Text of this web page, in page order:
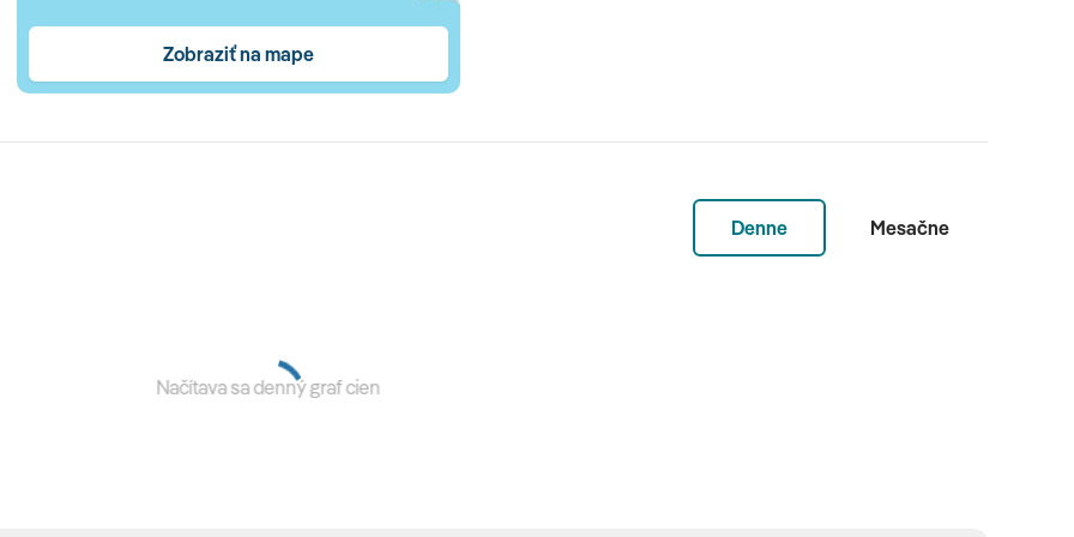
svojho pobytu nasledujúce výhody: raňajky (07:30-
na rozlúčku (2 dni pred odchodom) • miestne a
dňa vo všetkých reštauráciach a baroch (11:00-
Zobraziť na mape
Denne Mesačne
Načítava sa denný graf cien